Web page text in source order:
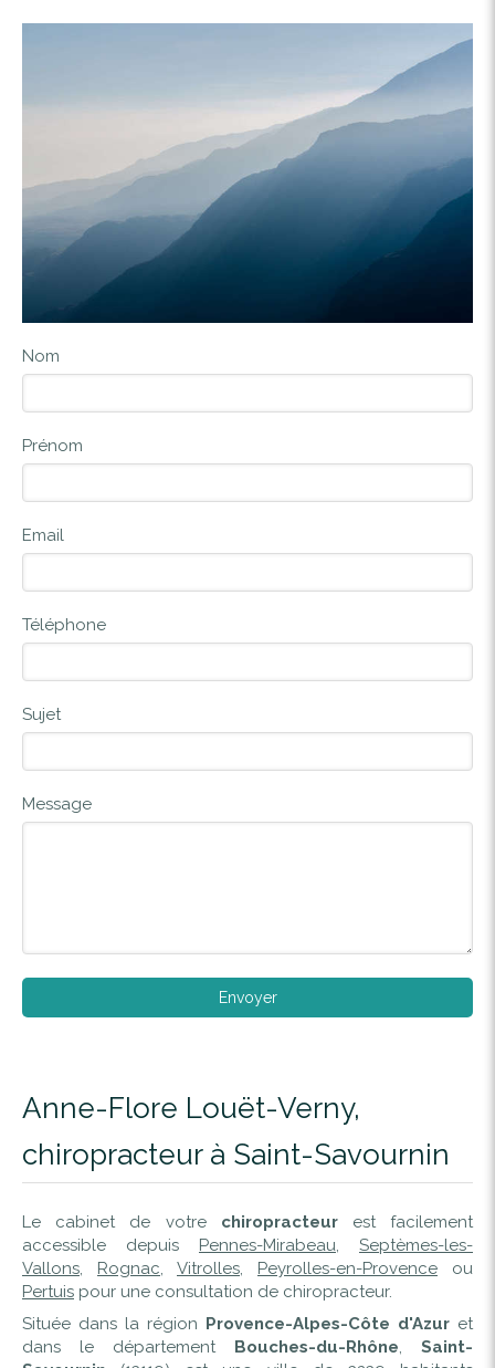
Nom
Prénom
Email
Téléphone
Sujet
Message
Envoyer
Anne-Flore Louët-Verny,
chiropracteur à Saint-Savournin
Le cabinet de votre chiropracteurest facilement
accessible depuis Pennes-Mirabeau, Septèmes-les-
Vallons, Rognac, Vitrolles, Peyrolles-en-Provence ou
Pertuis pour une consultation de chiropracteur.
Située dans la région Provence-Alpes-Côte d'Azur et
dans le département Bouches-du-Rhône, Saint-